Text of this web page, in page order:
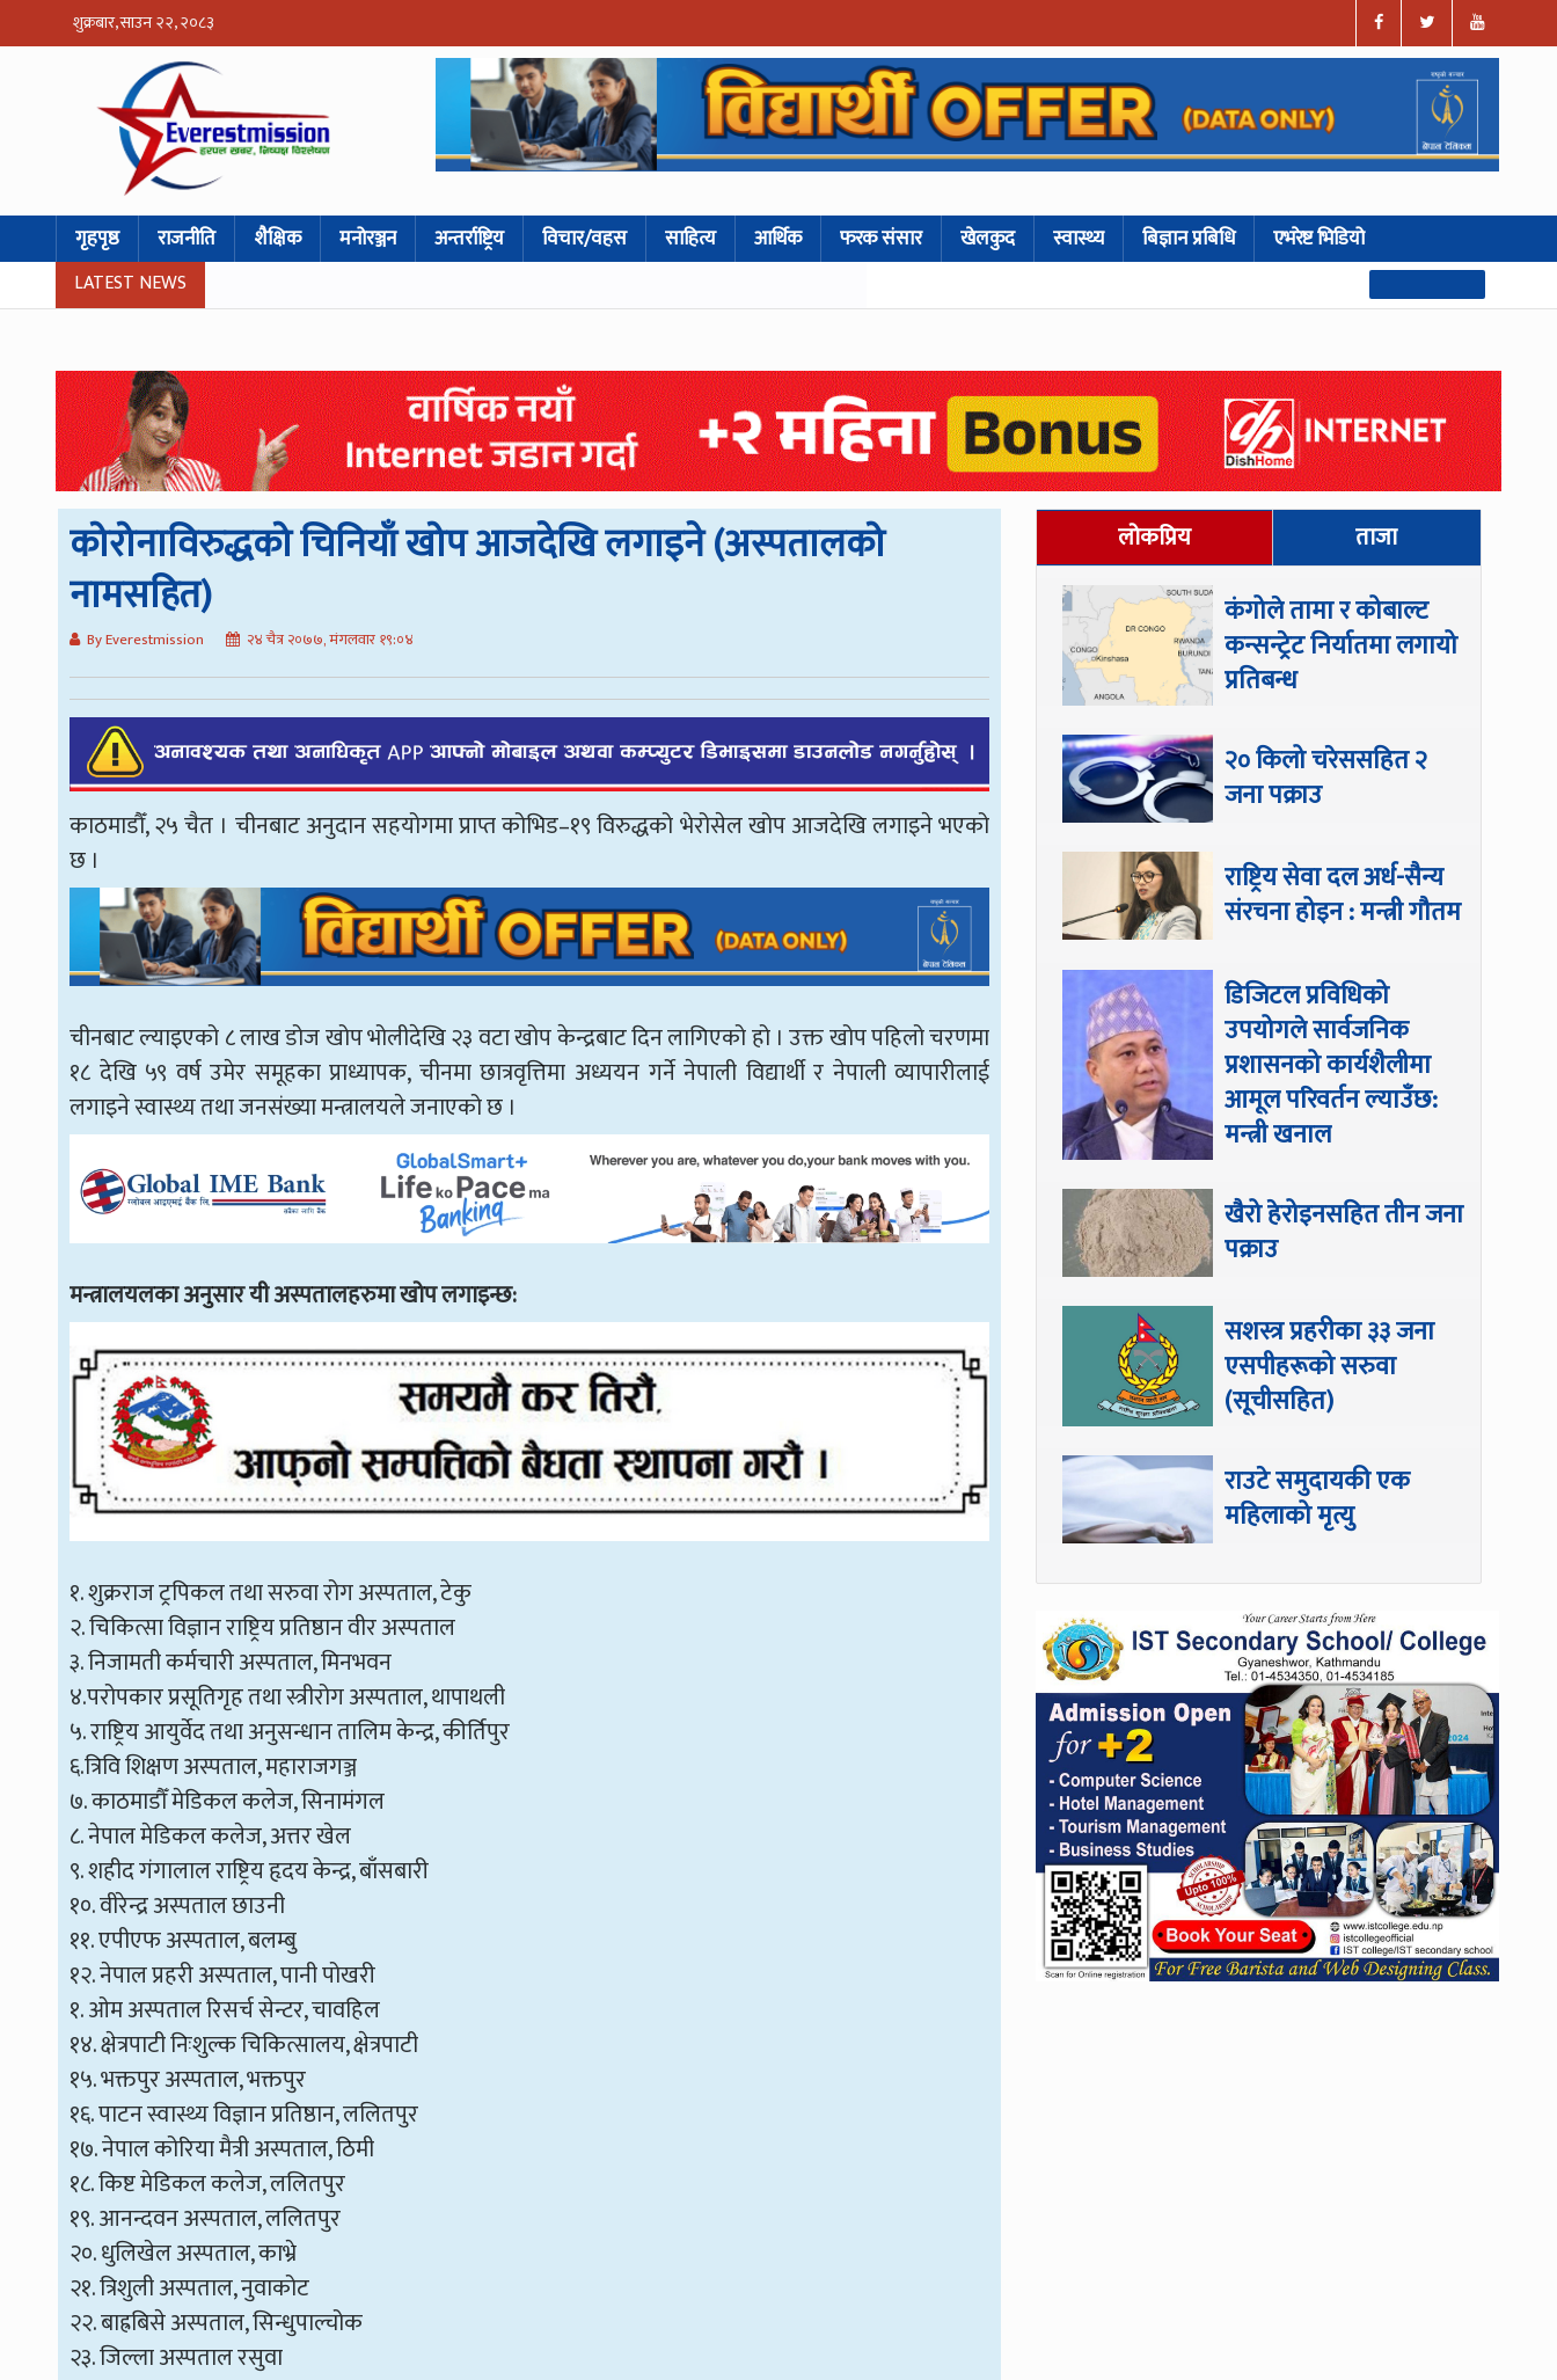
शुक्रबार, साउन २२, २०८३
गृहपृष्ठ राजनीति शैक्षिक मनोरञ्जन अन्तर्राष्ट्रिय विचार/वहस साहित्य आर्थिक फरक संसार खेलकुद स्वास्थ्य बिज्ञान प्रबिधि एभरेष्ट भिडियो
LATEST NEWS
कोरोनाविरुद्धको चिनियाँ खोप आजदेखि लगाइने (अस्पतालको
नामसहित)
By Everestmission २४ चैत्र २०७७, मंगलवार १९:०४
काठमाडौँ, २५ चैत । चीनबाट अनुदान सहयोगमा प्राप्त कोभिड–१९ विरुद्धको भेरोसेल खोप आजदेखि लगाइने भएको
छ ।
चीनबाट ल्याइएको ८ लाख डोज खोप भोलीदेखि २३ वटा खोप केन्द्रबाट दिन लागिएको हो । उक्त खोप पहिलो चरणमा
१८ देखि ५९ वर्ष उमेर समूहका प्राध्यापक, चीनमा छात्रवृत्तिमा अध्ययन गर्ने नेपाली विद्यार्थी र नेपाली व्यापारीलाई
लगाइने स्वास्थ्य तथा जनसंख्या मन्त्रालयले जनाएको छ ।
मन्त्रालयलका अनुसार यी अस्पतालहरुमा खोप लगाइन्छ:
१. शुक्रराज ट्रपिकल तथा सरुवा रोग अस्पताल, टेकु
२. चिकित्सा विज्ञान राष्ट्रिय प्रतिष्ठान वीर अस्पताल
३. निजामती कर्मचारी अस्पताल, मिनभवन
४.परोपकार प्रसूतिगृह तथा स्त्रीरोग अस्पताल, थापाथली
५. राष्ट्रिय आयुर्वेद तथा अनुसन्धान तालिम केन्द्र, कीर्तिपुर
६.त्रिवि शिक्षण अस्पताल, महाराजगञ्ज
७. काठमाडौँ मेडिकल कलेज, सिनामंगल
८. नेपाल मेडिकल कलेज, अत्तर खेल
९. शहीद गंगालाल राष्ट्रिय हृदय केन्द्र, बाँसबारी
१०. वीरेन्द्र अस्पताल छाउनी
११. एपीएफ अस्पताल, बलम्बु
१२. नेपाल प्रहरी अस्पताल, पानी पोखरी
१. ओम अस्पताल रिसर्च सेन्टर, चावहिल
१४. क्षेत्रपाटी निःशुल्क चिकित्सालय, क्षेत्रपाटी
१५. भक्तपुर अस्पताल, भक्तपुर
१६. पाटन स्वास्थ्य विज्ञान प्रतिष्ठान, ललितपुर
१७. नेपाल कोरिया मैत्री अस्पताल, ठिमी
१८. किष्ट मेडिकल कलेज, ललितपुर
१९. आनन्दवन अस्पताल, ललितपुर
२०. धुलिखेल अस्पताल, काभ्रे
२१. त्रिशुली अस्पताल, नुवाकोट
२२. बाह्रबिसे अस्पताल, सिन्धुपाल्चोक
२३. जिल्ला अस्पताल रसुवा
लोकप्रिय ताजा
कंगोले तामा र कोबाल्ट
कन्सन्ट्रेट निर्यातमा लगायो
प्रतिबन्ध
२० किलो चरेससहित २
जना पक्राउ
राष्ट्रिय सेवा दल अर्ध-सैन्य
संरचना होइन : मन्त्री गौतम
डिजिटल प्रविधिको
उपयोगले सार्वजनिक
प्रशासनको कार्यशैलीमा
आमूल परिवर्तन ल्याउँछ:
मन्त्री खनाल
खैरो हेरोइनसहित तीन जना
पक्राउ
सशस्त्र प्रहरीका ३३ जना
एसपीहरूको सरुवा
(सूचीसहित)
राउटे समुदायकी एक
महिलाको मृत्यु